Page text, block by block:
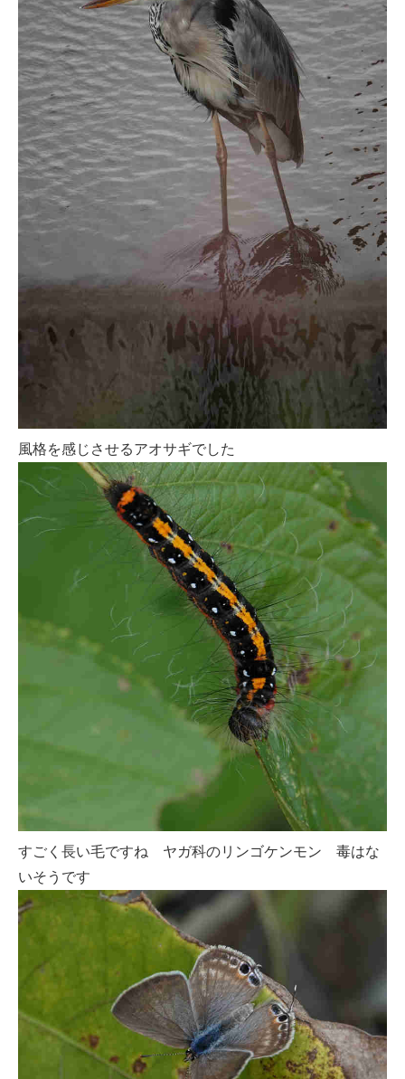
風格を感じさせるアオサギでした
すごく長い毛ですね ヤガ科のリンゴケンモン 毒はな
いそうです